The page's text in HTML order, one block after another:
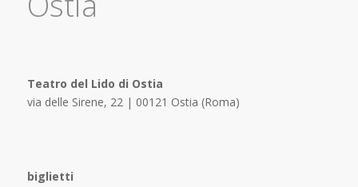
Teatro del Lido di Ostia
via delle Sirene, 22 | 00121 Ostia (Roma)
biglietti